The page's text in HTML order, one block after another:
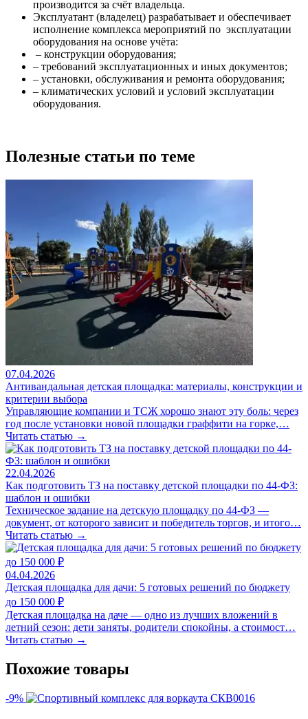
производится за счёт владельца.
Эксплуатант (владелец) разрабатывает и обеспечивает
исполнение комплекса мероприятий по эксплуатации
оборудования на основе учёта:
– конструкции оборудования;
– требований эксплуатационных и иных документов;
– установки, обслуживания и ремонта оборудования;
– климатических условий и условий эксплуатации
оборудования.
Полезные статьи по теме
07.04.2026
Антивандальная детская площадка: материалы, конструкции и
критерии выбора
Управляющие компании и ТСЖ хорошо знают эту боль: через
год после установки новой площадки граффити на горке,…
Читать статью →
22.04.2026
Как подготовить ТЗ на поставку детской площадки по 44-ФЗ:
шаблон и ошибки
Техническое задание на детскую площадку по 44-ФЗ —
документ, от которого зависит и победитель торгов, и итого…
Читать статью →
04.04.2026
Детская площадка для дачи: 5 готовых решений по бюджету
до 150 000 ₽
Детская площадка на даче — одно из лучших вложений в
летний сезон: дети заняты, родители спокойны, а стоимост…
Читать статью →
Похожие товары
-9%